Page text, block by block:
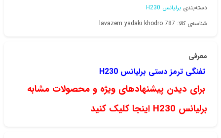
دسته‌بندی برلیانس H230
شناسه‌ی کالا: lavazem yadaki khodro 787
معرفی
تفنگی ترمز دستی برلیانس H230
برای دیدن پیشنهادهای ویژه و محصولات مشابه
برلیانس H230 اینجا کلیک کنید